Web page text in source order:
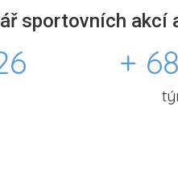
sportovních akcí
+